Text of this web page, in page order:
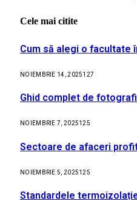
Cele mai citite
Cum să alegi o facultate
NOIEMBRIE 14, 2025127
Ghid complet de
NOIEMBRIE 7, 2025125
Sectoare de afaceri
NOIEMBRIE 5, 2025125
Standardele